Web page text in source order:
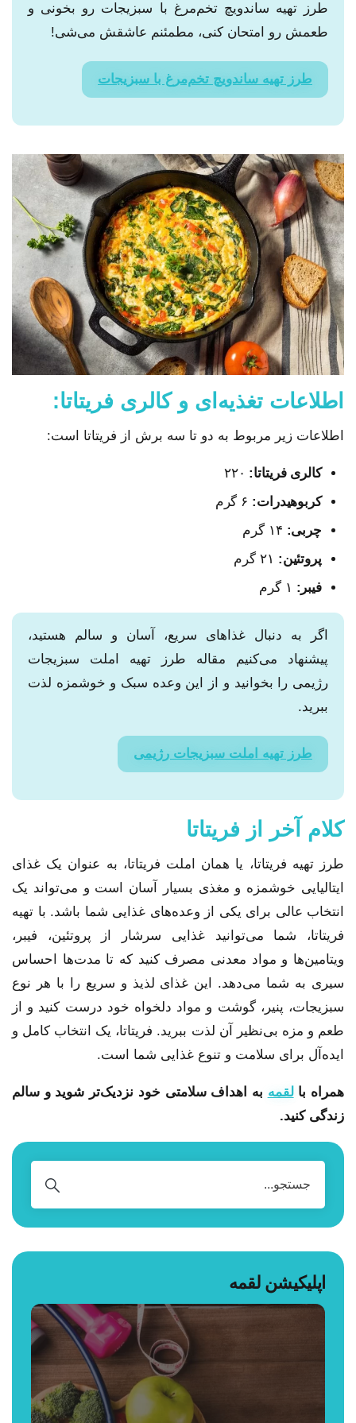
طرز تهیه ساندویچ تخم‌مرغ با سبزیجات رو بخونی و
طعمش رو امتحان کنی، مطمئنم عاشقش می‌شی!
طرز تهیه ساندویچ تخم‌مرغ با سبزیجات
اطلاعات تغذیه‌ای و کالری فریتاتا:
اطلاعات زیر مربوط به دو تا سه برش از فریتاتا است:
کالریفریتاتا:
کربوهیدرات:
چربی:
پروتئین:
فیبر:
اگر به دنبال غذاهای سریع، آسان و سالم هستید،
پیشنهاد می‌کنیم مقاله طرز تهیه املت سبزیجات
رژیمی را بخوانید و از این وعده سبک و خوشمزه لذت
ببرید.
طرز تهیه املت سبزیجات رژیمی
کلام آخر از فریتاتا
طرز تهیه فریتاتا، یا همان املت فریتاتا، به عنوان یک غذای
ایتالیایی خوشمزه و مغذی بسیار آسان است و می‌تواند یک
انتخاب عالی برای یکی از وعده‌های غذایی شما باشد. با تهیه
فریتاتا، شما می‌توانید غذایی سرشار از پروتئین، فیبر،
ویتامین‌ها و مواد معدنی مصرف کنید که تا مدت‌ها احساس
سیری به شما می‌دهد. این غذای لذیذ و سریع را با هر نوع
سبزیجات، پنیر، گوشت و مواد دلخواه خود درست کنید و از
طعم و مزه بی‌نظیر آن لذت ببرید. فریتاتا، یک انتخاب کامل و
ایده‌آل برای سلامت و تنوع غذایی شما است.
همراه بالقمه به اهداف سلامتی خود نزدیک‌تر شوید و سالم
زندگی کنید.
اپلیکیشن لقمه